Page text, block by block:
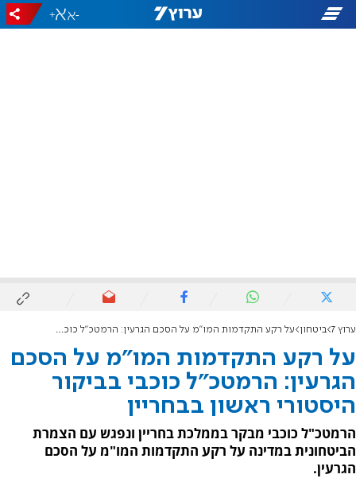
-
+
ערוץ 7 ביטחון על רקע התקדמות המו"מ על הסכם הגרעין: הרמטכ"ל כוכבי בביקור היסטורי ראשון בבחריין
על רקע התקדמות המו"מ על הסכם
הגרעין: הרמטכ"ל כוכבי בביקור
היסטורי ראשון בבחריין
הרמטכ"ל כוכבי מבקר בממלכת בחריין ונפגש עם הצמרת
הביטחונית במדינה על רקע התקדמות המו"מ על הסכם
הגרעין.